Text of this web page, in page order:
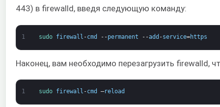
443) в firewalld, введя следующую команду:
1 sudo firewall -cmd --permanent --add -service=https
Наконец, вам необходимо перезагрузить firewalld,
1 sudo firewall -cmd –reload